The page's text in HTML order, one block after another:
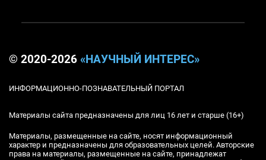
© 2020-2026 «НАУЧНЫЙ ИНТЕРЕС»
ИНФОРМАЦИОННО-ПОЗНАВАТЕЛЬНЫЙ ПОРТАЛ
Материалы сайта предназначены для лиц 16 лет и старше (16+)
Материалы, размещенные на сайте, носят информационный
характер и предназначены для образовательных целей. Авторские
права на материалы, размещенные на сайте, принадлежат